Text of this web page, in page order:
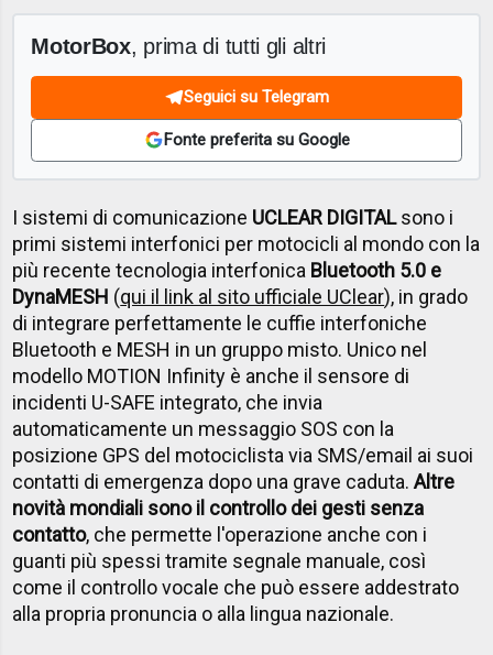
MotorBox, prima di tutti gli altri
Seguici su Telegram
Fonte preferita su Google
I sistemi di comunicazione UCLEAR DIGITALsono i
primi sistemi interfonici per motocicli al mondo con la
più recente tecnologia interfonica Bluetooth 5.0 e
DynaMESH (qui il link al sito ufficiale UClear), in grado
di integrare perfettamente le cuffie interfoniche
Bluetooth e MESH in un gruppo misto. Unico nel
modello MOTION Infinity è anche il sensore di
incidenti U-SAFE integrato, che invia
automaticamente un messaggio SOS con la
posizione GPS del motociclista via SMS/email ai suoi
contatti di emergenza dopo una grave caduta.Altre
novità mondiali sono il controllo dei gesti senza
contatto, che permette l'operazione anche con i
guanti più spessi tramite segnale manuale, così
come il controllo vocale che può essere addestrato
alla propria pronuncia o alla lingua nazionale.